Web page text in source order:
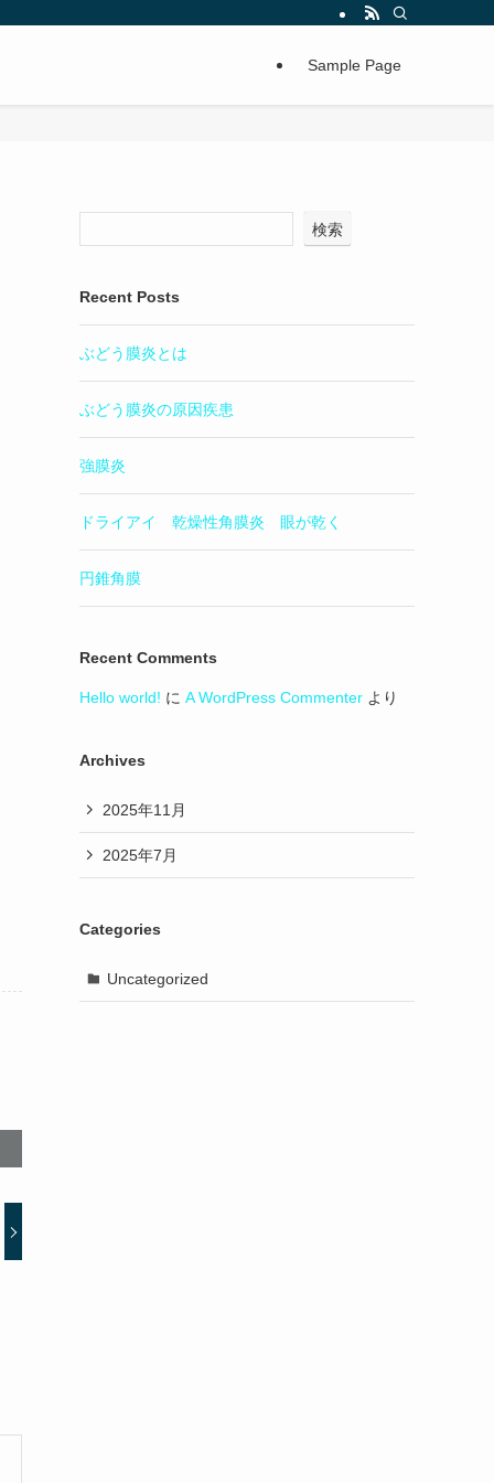
Sample Page
検索
Recent Posts
ぶどう膜炎とは
ぶどう膜炎の原因疾患
強膜炎
ドライアイ 乾燥性角膜炎 眼が乾く
円錐角膜
Recent Comments
Hello world! に A WordPress Commenter より
Archives
2025年11月
2025年7月
Categories
Uncategorized